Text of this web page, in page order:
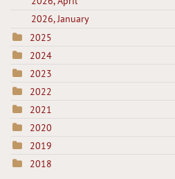
2026, January
2025
2024
2023
2022
2021
2020
2019
2018